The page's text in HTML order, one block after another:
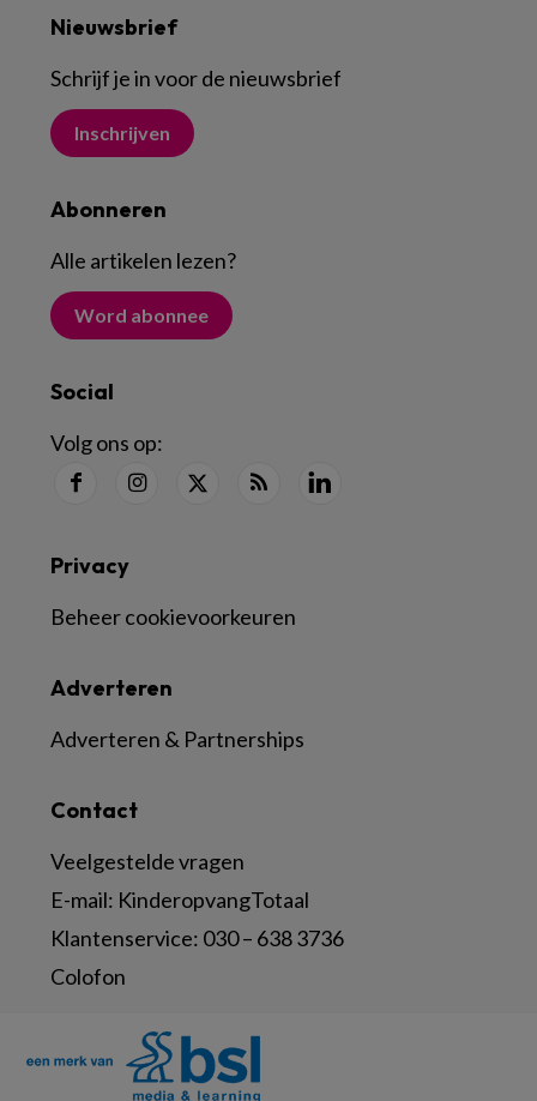
Nieuwsbrief
Schrijf je in voor de nieuwsbrief
Inschrijven
Abonneren
Alle artikelen lezen?
Word abonnee
Social
Volg ons op:
Contact
Veelgestelde vragen
E-mail: KinderopvangTotaal
Klantenservice: 030 – 638 3736
Colofon
Adverteren
Adverteren & Partnerships
Privacy
Beheer cookievoorkeuren